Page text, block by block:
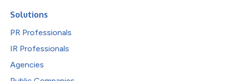
Solutions
PR Professionals
IR Professionals
Agencies